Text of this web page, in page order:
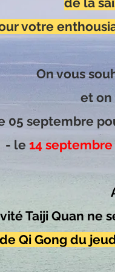
On vous
et
05 septembre
14
Taiji Quan ne
vous sur la
pour voir
votre
On vous
et on
05 septembre
- le 14
Taiji Quan ne
Qi Gong du